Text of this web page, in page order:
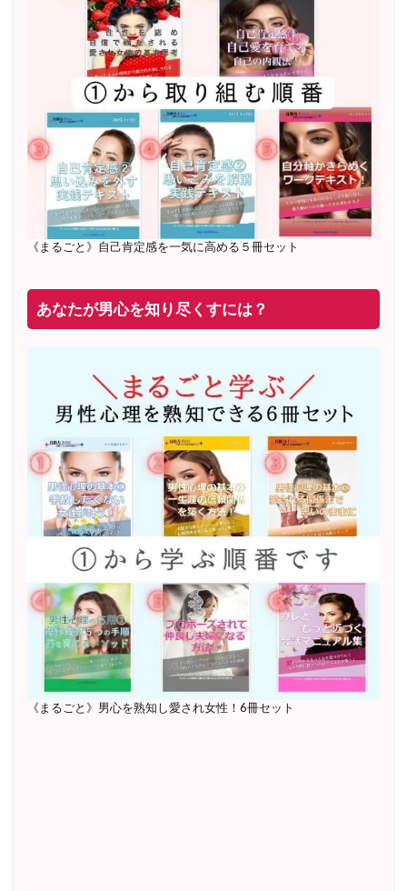
2022年2月〜6月 男性心理グループレッスン 20名様
20年8月〜25年3月 少人数制６ヶ月フルサポート 累計
71名 随時満席
2019年6月 恋愛コーチとして活動を開始
《まるごと》自己肯定感を一気に高める５冊セット
あなたが男心を知り尽くすには？
《まるごと》男心を熟知し愛され女性！6冊セット